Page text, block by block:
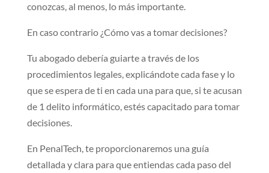
conozcas, al menos, lo más importante.
En caso contrario ¿Cómo vas a tomar decisiones?
Tu abogado debería guiarte a través de los
procedimientos legales, explicándote cada fase y lo
que se espera de ti en cada una para que, si te acusan
de 1 delito informático, estés capacitado para tomar
decisiones.
En PenalTech, te proporcionaremos una guía
detallada y clara para que entiendas cada paso del